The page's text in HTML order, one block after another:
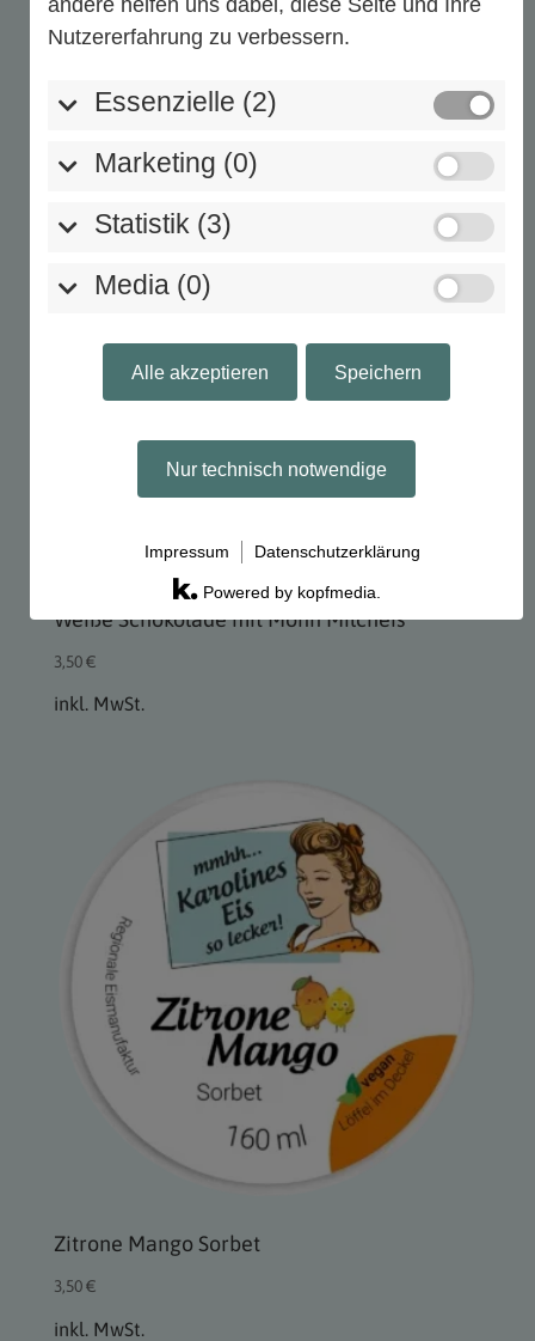
Nutzererfahrung zu verbessern.
Essenzielle (2)
Marketing (0)
Statistik (3)
Media (0)
Alle akzeptieren Speichern
Nur technisch notwendige
Powered by kopfmedia.
Impressum Datenschutzerklärung
3,50€
Weiße Schokolade mit Mohn Milcheis
3,50€
inkl. MwSt.
Zitrone Mango Sorbet
3,50€
inkl. MwSt.